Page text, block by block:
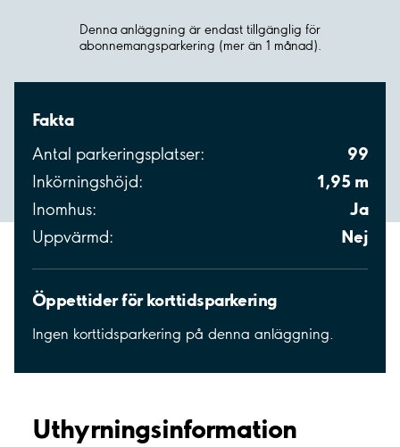
Denna anläggning är endast tillgänglig för
abonnemangsparkering (mer än 1 månad).
Fakta
Antal parkeringsplatser: 99
Inkörningshöjd: 1,95 m
Inomhus: Ja
Uppvärmd: Nej
Öppettider för korttidsparkering
Ingen korttidsparkering på denna anläggning.
Uthyrnings­information